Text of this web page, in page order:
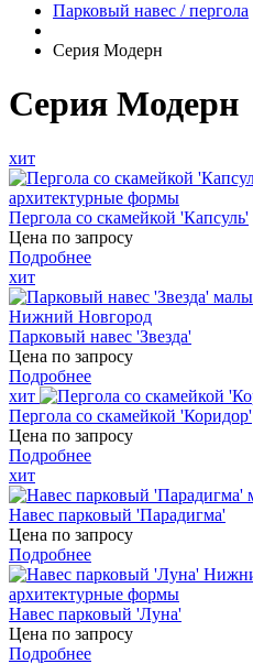
Парковый навес / пергола
Серия Модерн
Серия Модерн
хит
Пергола со скамейкой 'Капсуль'
Цена по запросу
Подробнее
хит
Парковый навес 'Звезда'
Цена по запросу
Подробнее
хит
Пергола со скамейкой 'Коридор'
Цена по запросу
Подробнее
хит
Навес парковый 'Парадигма'
Цена по запросу
Подробнее
Навес парковый 'Луна'
Цена по запросу
Подробнее